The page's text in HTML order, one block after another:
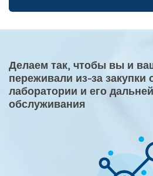
Делаем так, чтобы вы и
переживали из-за
лаборатории и его
обслуживания